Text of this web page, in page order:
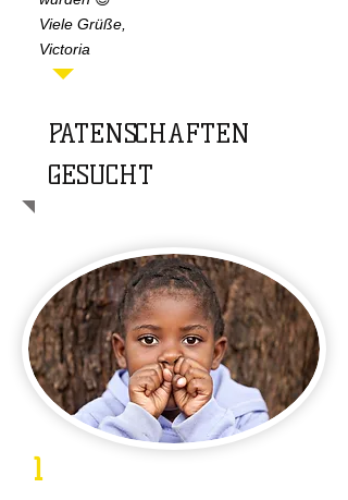
Viele Grüße,
Victoria
PATENSCHAFTEN
GESUCHT
1